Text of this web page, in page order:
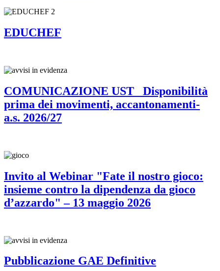
EDUCHEF
COMUNICAZIONE UST_ Disponibilità
prima dei movimenti, accantonamenti-
a.s. 2026/27
Invito al Webinar "Fate il nostro gioco:
insieme contro la dipendenza da gioco
d’azzardo" – 13 maggio 2026
Pubblicazione GAE Definitive